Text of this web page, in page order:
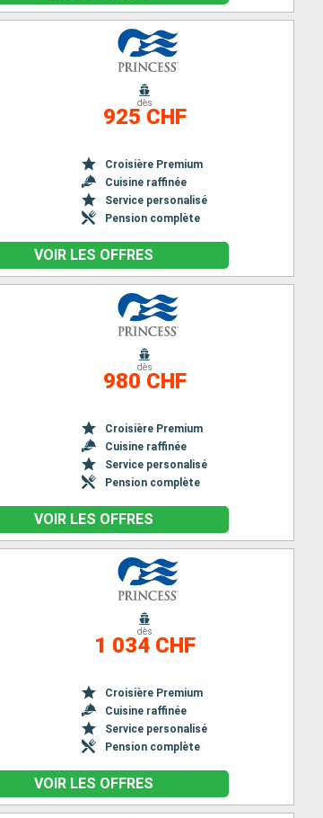
dès
925 CHF
Croisière Premium
Cuisine raffinée
Service personalisé
Pension complète
VOIR LES OFFRES
dès
980 CHF
Croisière Premium
Cuisine raffinée
Service personalisé
Pension complète
VOIR LES OFFRES
dès
1 034 CHF
Croisière Premium
Cuisine raffinée
Service personalisé
Pension complète
VOIR LES OFFRES